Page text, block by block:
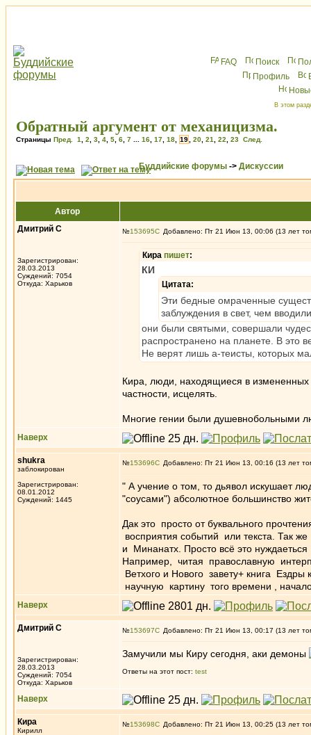
FAQ Поиск
Профиль
В этом
Обратный аргумент от механицизма.
Страницы Пред. 1 2 3 4 5 6 7 16 17 18 19 20 21 22 23 След.
Буддийские форумы -> Дискуссии
Автор
Дмитрий С
Зарегистрирован:
28.03.2013
Суждений: 7054
Откуда: Харьков
№153695 Добавлено: Пт 21 Июн 13, 00:06 (13 лет
Кира пишет:
КИ
Цитата:
Эти бедные омраченные
заблуждения в свет, чем
они были святыми, совершали
распространено на планете. В это
Не верят лишь а-теисты, которых
Кира, люди, находящиеся в измененных
частности, исцелять.
Многие гении были душевнобольными
Наверх
shukra
заблокирован
Зарегистрирован:
08.01.2012
Суждений: 1445
№153696 Добавлено: Пт 21 Июн 13, 00:16 (13 лет
" А учение о том, то дьявол искушает
"соусами") абсолютное большинство
Дак это просто от буквального
восприятия событий или текста. Так
и Минанатх. Просто всё это
Например, читая православную
Ветхого и Нового завету+ книга
научную картину того времени ,
Наверх
Дмитрий С
Зарегистрирован:
28.03.2013
Суждений: 7054
Откуда: Харьков
№153697 Добавлено: Пт 21 Июн 13, 00:17 (13 лет
Замучили мы Киру сегодня, аки демоны
Ответы на этот пост: test
Наверх
Кира
Кирилл
№153698 Добавлено: Пт 21 Июн 13, 00:25 (13 лет